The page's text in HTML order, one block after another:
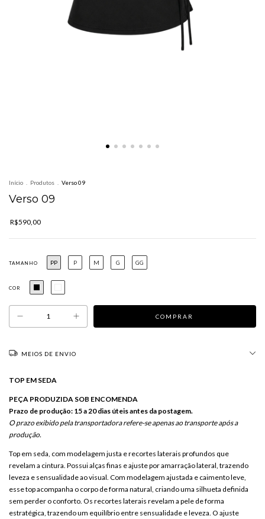
Início Produtos Verso 09
Verso 09
R$590,00
TAMANHO PP P M G GG
COR
MEIOS DE ENVIO
TOP EM SEDA
PEÇA PRODUZIDA SOB ENCOMENDA
Prazo de produção: 15 a 20 dias úteis antes da postagem.
O prazo exibido pela transportadora refere-se apenas ao transporte após a
produção.
Top em seda, com modelagem justa e recortes laterais profundos que
revelam a cintura. Possui alças finas e ajuste por amarração lateral, trazendo
leveza e sensualidade ao visual. Com modelagem ajustada e caimento leve,
esse top acompanha o corpo de forma natural, criando uma silhueta definida
sem perder o conforto. Os recortes laterais revelam a pele de forma
estratégica, trazendo um equilíbrio entre sensualidade e leveza. O ajuste